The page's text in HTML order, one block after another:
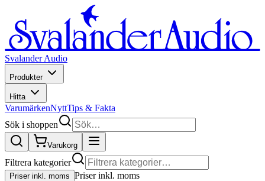
Svalander Audio
Produkter
Hitta
VarumärkenNyttTips & Fakta
Sök i shoppen
Varukorg
Filtrera kategorier
Priser inkl. moms Priser inkl. moms